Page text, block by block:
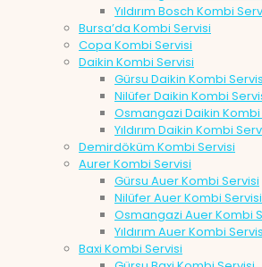
Yıldırım Bosch Kombi
Bursa’da Kombi Servisi
Copa Kombi Servisi
Daikin Kombi Servisi
Gürsu Daikin Kombi
Nilüfer Daikin Kombi
Osmangazi Daikin Kombi
Yıldırım Daikin Kombi
Demirdöküm Kombi Servisi
Aurer Kombi Servisi
Gürsu Auer Kombi Servisi
Nilüfer Auer Kombi Servisi
Osmangazi Auer Kombi
Yıldırım Auer Kombi
Baxi Kombi Servisi